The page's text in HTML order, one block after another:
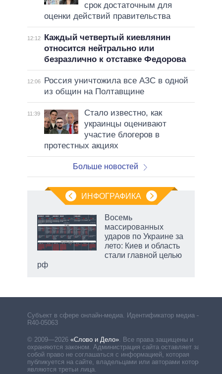
срок достаточным для
оценки действий правительства
12:12
Каждый четвертый киевлянин
относится нейтрально или
безразлично к отставке Федорова
12:06
Россия уничтожила все АЗС в одной
из общин на Полтавщине
11:39
Стало известно, как
украинцы оценивают
участие блогеров в
протестных акциях
Больше новостей
ИНФОГРАФИКА
Восемь
массированных
ударов по Украине за
лето: Киев и область
стали главной целью
рф
Субъект в сфере онлайн-медиа. Идентификатор медиа –
R40-05063
© 2009—2026 «Слово и Дело». Все права защищены и
охраняются законом. Администрация сайта оставляет за
собой право не соглашаться с информацией, которая
публикуется на сайте, владельцами или авторами которой
являются третьи лица.